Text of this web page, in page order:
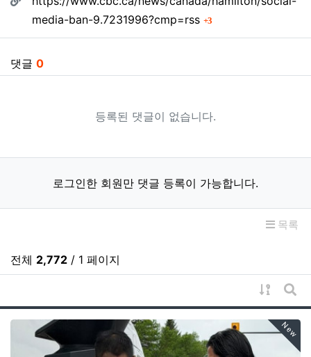
media-ban-9.7231996?cmp=rss
3회 연결
댓글 0
등록된 댓글이 없습니다.
로그인한 회원만 댓글 등록이 가능합니다.
목록
전체 2,772 / 1 페이지
게시물
게
New